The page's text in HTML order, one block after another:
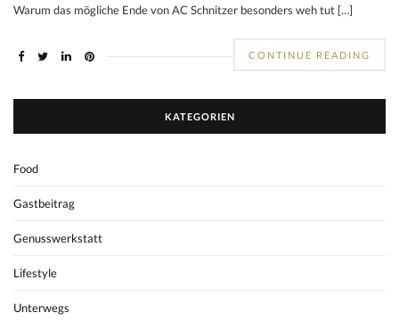
Warum das mögliche Ende von AC Schnitzer besonders weh tut […]
CONTINUE READING
KATEGORIEN
Food
Gastbeitrag
Genusswerkstatt
Lifestyle
Unterwegs